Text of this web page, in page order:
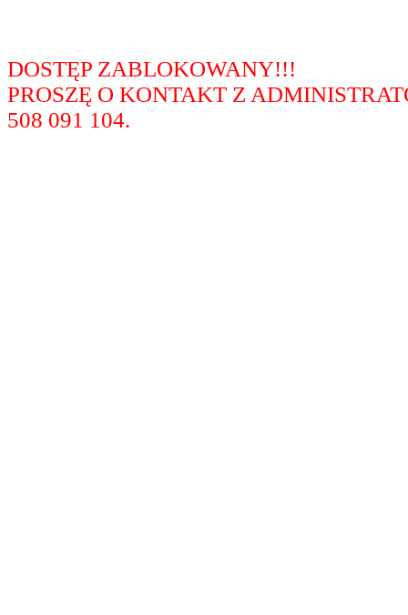
DOSTĘP ZABLOKOWANY!!!
PROSZĘ O KONTAKT Z
508 091 104.